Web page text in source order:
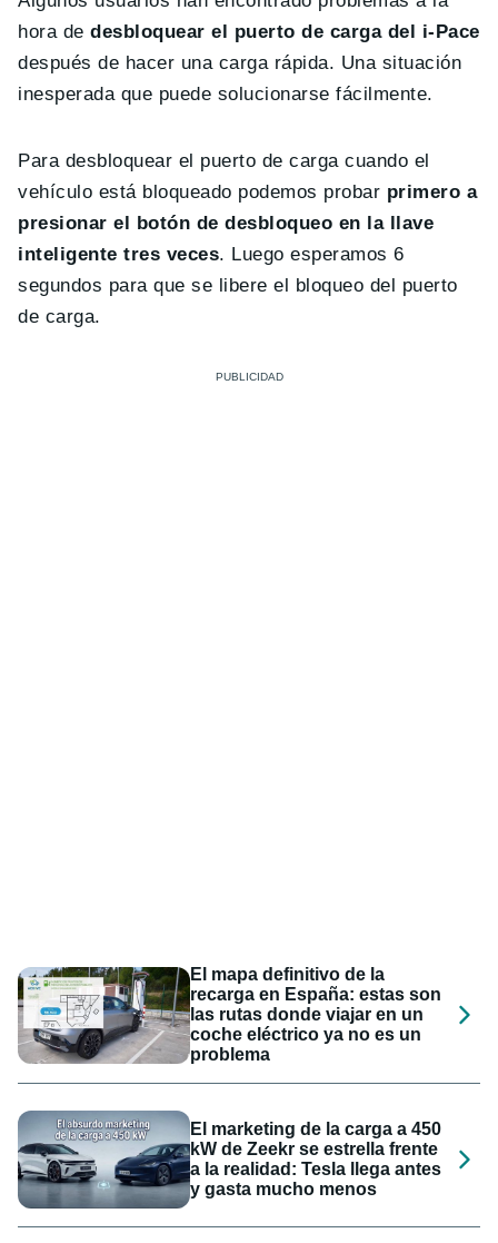
hora dedesbloquear el puerto de carga del i-Pace
después de hacer una carga rápida. Una situación
inesperada que puede solucionarse fácilmente.
Para desbloquear el puerto de carga cuando el
vehículo está bloqueado podemos probar primero a
presionar el botón de desbloqueo en la llave
inteligente tres veces. Luego esperamos 6
segundos para que se libere el bloqueo del puerto
de carga.
El mapa definitivo de la
recarga en España: estas son
las rutas donde viajar en un
coche eléctrico ya no es un
problema
El marketing de la carga a 450
kW de Zeekr se estrella frente
a la realidad: Tesla llega antes
y gasta mucho menos